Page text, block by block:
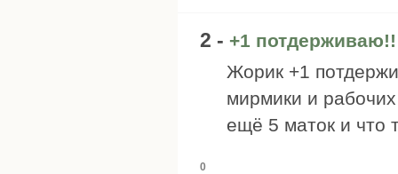
2 - +1
Жорик +1
мирмики и
ещё 5 маток и что
0